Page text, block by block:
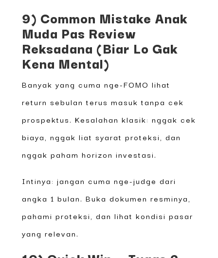
9) Common Mistake Anak
Muda Pas Review
Reksadana (Biar Lo Gak
Kena Mental)
Banyak yang cuma nge-FOMO lihat
return sebulan terus masuk tanpa cek
prospektus. Kesalahan klasik: nggak cek
biaya, nggak liat syarat proteksi, dan
nggak paham horizon investasi.
Intinya: jangan cuma nge-judge dari
angka 1 bulan. Buka dokumen resminya,
pahami proteksi, dan lihat kondisi pasar
yang relevan.